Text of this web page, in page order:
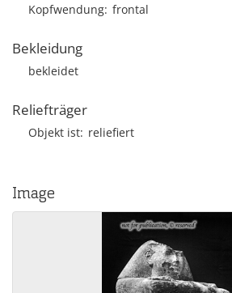
Kopfwendung frontal
Bekleidung
bekleidet
Reliefträger
Objekt ist reliefiert
Image